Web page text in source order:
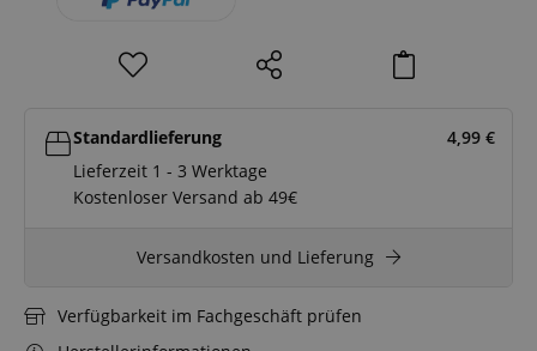
Standardlieferung 4,99 €
Lieferzeit 1 - 3 Werktage
Kostenloser Versand ab 49€
Versandkosten und Lieferung
Verfügbarkeit im Fachgeschäft prüfen